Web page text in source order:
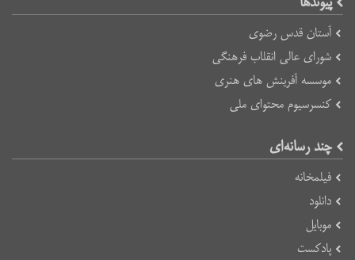
آستان قدس رضوی
شورای عالی انقلاب فرهنگی
موسسه آفرینش های هنری
کنسرسیوم محتوای ملی
چند رسانه‌ای
فیلمخانه
دانلود
موبایل
پادکست